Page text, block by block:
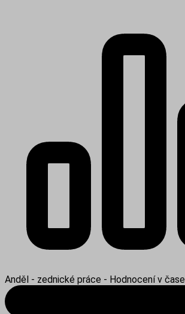
Anděl - zednické práce - Hodnocení v čase